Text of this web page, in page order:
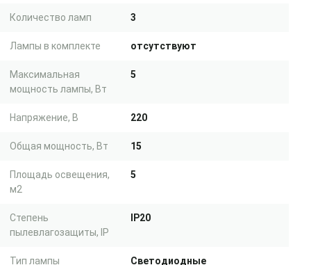
Количество ламп 3
Лампы в комплекте отсутствуют
Максимальная
мощность лампы, Вт
5
Напряжение, В 220
Общая мощность, Вт 15
Площадь освещения,
м2
5
Степень
пылевлагозащиты, IP
IP20
Тип лампы Светодиодные